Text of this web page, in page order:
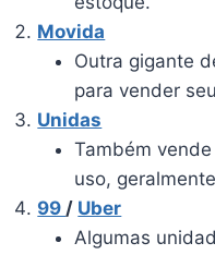
Movida
Outra gigante
para vender
Unidas
Também
uso,
99/ Uber
Algumas